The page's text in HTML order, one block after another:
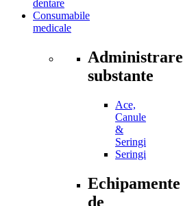
dentare
Consumabile
medicale
Administrare
substante
Ace,
Canule
&
Seringi
Seringi
Echipamente
de